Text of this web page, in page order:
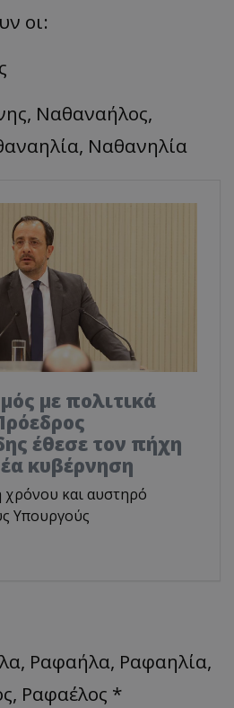
οι:
Ναθαναήλος,
Ναθανηλία
με πολιτικά
έθεσε τον πήχη
κυβέρνηση
και αυστηρό
Υπουργούς
Ραφαήλα, Ραφαηλία,
Ραφαέλος *